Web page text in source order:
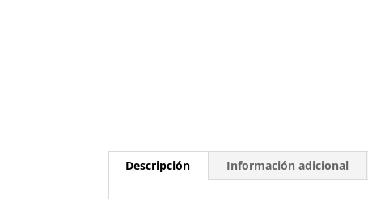
Descripción Información adicional